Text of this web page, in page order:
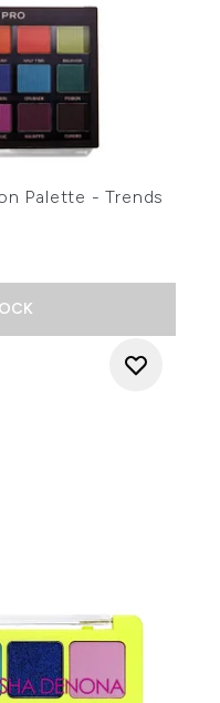
Palette - Trends